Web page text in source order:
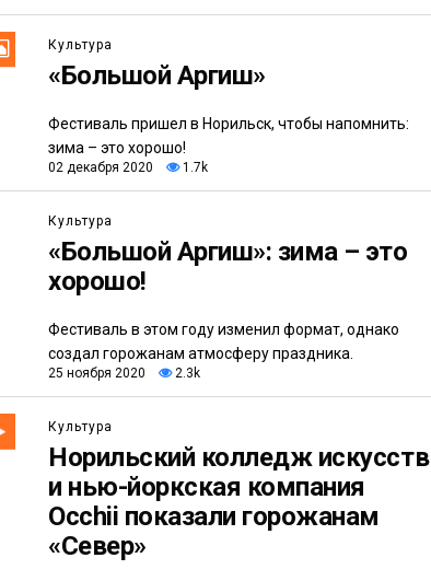
Культура
«Большой Аргиш»
Фестиваль пришел в Норильск, чтобы напомнить:
зима – это хорошо!
02 декабря 2020 1.7k
Культура
«Большой Аргиш»: зима – это
хорошо!
Фестиваль в этом году изменил формат, однако
создал горожанам атмосферу праздника.
25 ноября 2020 2.3k
Культура
Норильский колледж искусств
и нью-йоркская компания
Occhii показали горожанам
«Север»